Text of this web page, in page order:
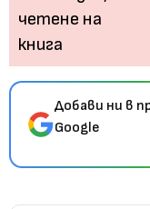
Добави ни в
Google